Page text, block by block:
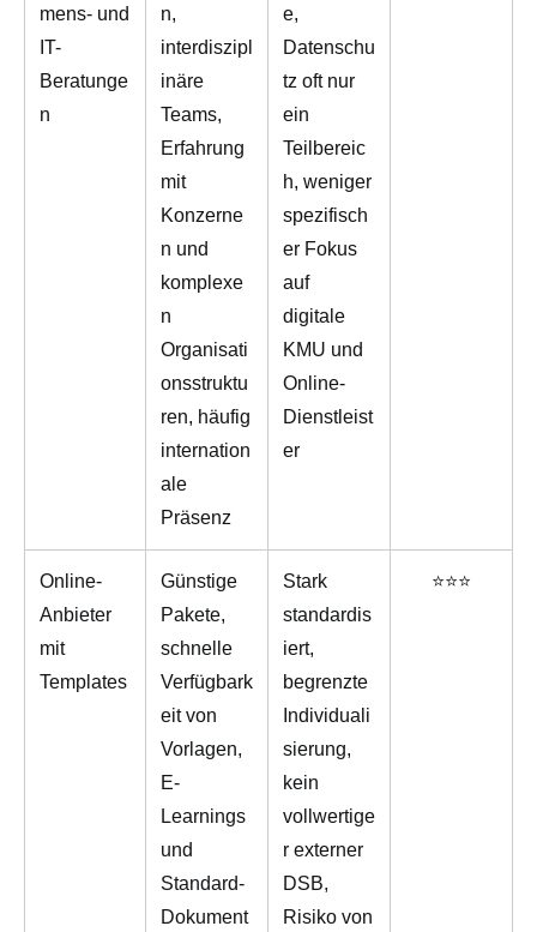
mens- und
IT-
Beratunge
n
n,
interdiszipl
inäre
Teams,
Erfahrung
mit
Konzerne
n und
komplexe
n
Organisati
onsstruktu
ren, häufig
internation
ale
Präsenz
e,
Datenschu
tz oft nur
ein
Teilbereic
h, weniger
spezifisch
er Fokus
auf
digitale
KMU und
Online-
Dienstleist
er
Online-
Anbieter
mit
Templates
Günstige
Pakete,
schnelle
Verfügbark
eit von
Vorlagen,
E-
Learnings
und
Standard-
Dokument
Stark
standardis
iert,
begrenzte
Individuali
sierung,
kein
vollwertige
r externer
DSB,
Risiko von
⭐⭐⭐